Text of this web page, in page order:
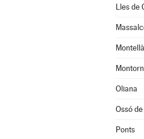
Lles de
Oliana
Ossó
Ponts